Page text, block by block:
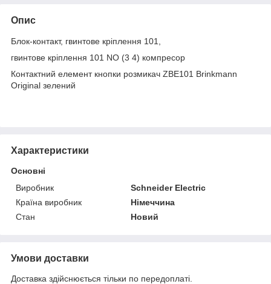
Опис
Блок-контакт, гвинтове кріплення 101,
гвинтове кріплення 101 NO (3 4) компресор
Контактний елемент кнопки розмикач ZBE101 Brinkmann
Original зелений
Характеристики
Основні
Виробник
Schneider Electric
Країна виробник
Німеччина
Стан
Новий
Умови доставки
Доставка здійснюється тільки по передоплаті.